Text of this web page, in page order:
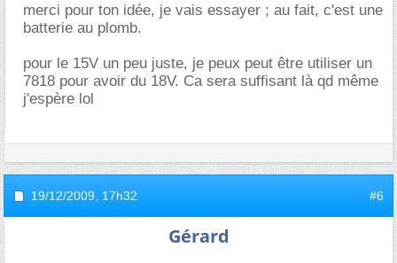
merci pour ton idée, je vais essayer ; au fait, c'est une
batterie au plomb.
pour le 15V un peu juste, je peux peut être utiliser un
7818 pour avoir du 18V. Ca sera suffisant là qd même
j'espère lol
19/12/2009, 17h32 #6
Gérard